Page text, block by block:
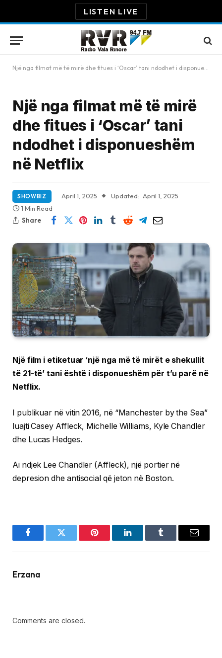
LISTEN LIVE
Një nga filmat më të mirë dhe fitues i ‘Oscar’ tani ndodhet i disponueshëm në Netflix
Një nga filmat më të mirë
dhe fitues i ‘Oscar’ tani
ndodhet i disponueshëm
në Netflix
SHOWBIZ April 1, 2025 Updated: April 1, 2025
1 Min Read
Share
Një film i etiketuar ‘një nga më të mirët e shekullit
të 21-të’ tani është i disponueshëm për t’u parë në
Netflix.
I publikuar në vitin 2016, në “Manchester by the Sea”
luajti Casey Affleck, Michelle Williams, Kyle Chandler
dhe Lucas Hedges.
Ai ndjek Lee Chandler (Affleck), një portier në
depresion dhe antisocial që jeton në Boston.
FacebookTwitter Pinterest LinkedInTumblr Email
Erzana
Comments are closed.